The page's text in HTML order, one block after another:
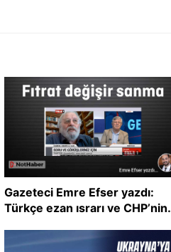
Gazeteci Emre Efser yazdı:
Türkçe ezan ısrarı ve CHP’nin